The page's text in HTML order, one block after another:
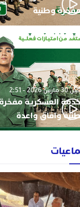
وطنية
مارس 2026 - 2:51
العسكرية
وافاق واعدة